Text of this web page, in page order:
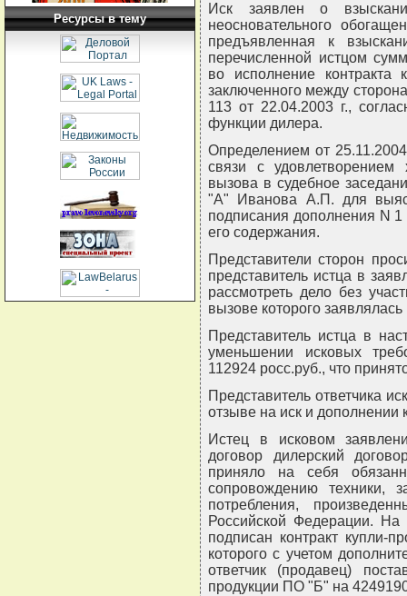
Ресурсы в тему
Иск заявлен о
неосновательного
предъявленная к
перечисленной истцом
во исполнение контракта
заключенного между
113 от 22.04.2003 г.,
функции дилера.
Определением от
связи с удовлетворением
вызова в судебное
"А" Иванова А.П. для
подписания дополнения N 1
его содержания.
Представители сторон
представитель истца в
рассмотреть дело без
вызове которого заявлялась
Представитель истца в
уменьшении исковых
112924 росс.руб., что
Представитель ответчика
отзыве на иск и дополнении
Истец в исковом
договор дилерский
приняло на себя
сопровождению техники,
потребления,
Российской Федерации. На
подписан контракт купли-
которого с учетом
ответчик (продавец)
продукции ПО "Б" на